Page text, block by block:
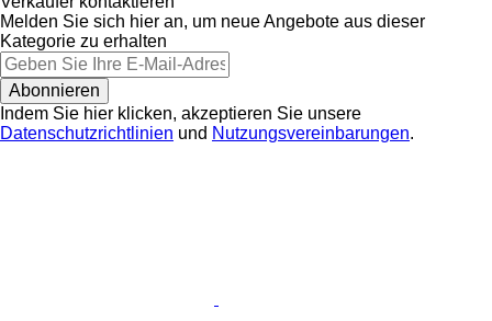
Melden Sie sich hier an, um neue Angebote aus dieser
Kategorie zu erhalten
Abonnieren
Indem Sie hier klicken, akzeptieren Sie unsere
Datenschutzrichtlinien und Nutzungsvereinbarungen.